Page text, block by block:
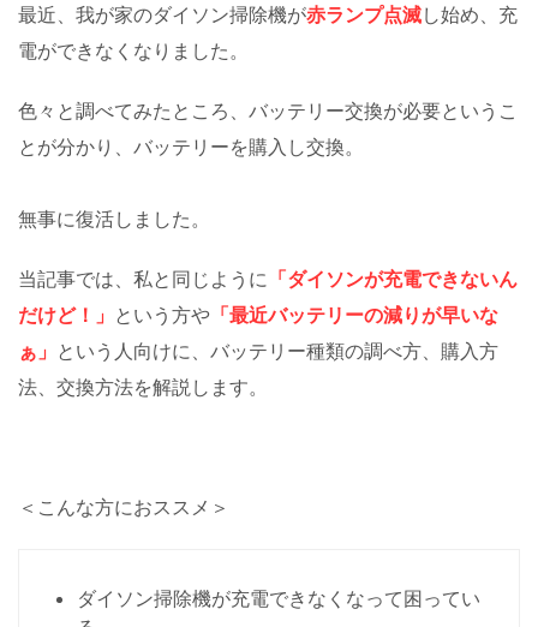
最近、我が家のダイソン掃除機が赤ランプ点滅し始め、充
電ができなくなりました。
色々と調べてみたところ、バッテリー交換が必要というこ
とが分かり、バッテリーを購入し交換。
無事に復活しました。
当記事では、私と同じように 「ダイソンが充電できないん
だけど！」 という方や 「最近バッテリーの減りが早いな
ぁ」 という人向けに、バッテリー種類の調べ方、購入方
法、交換方法を解説します。
＜こんな方におススメ＞
ダイソン掃除機が充電できなくなって困ってい